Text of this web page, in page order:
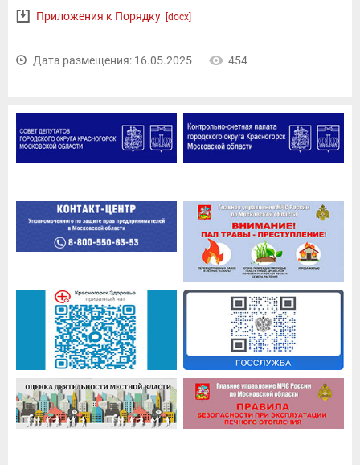
Приложения к Порядку [docx]
Дата размещения: 16.05.2025 454